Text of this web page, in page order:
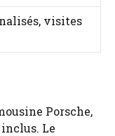
visites
Porsche,
Le